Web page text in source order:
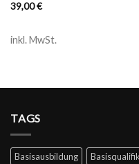
39,00€
inkl. MwSt.
TAGS
Basisausbildung